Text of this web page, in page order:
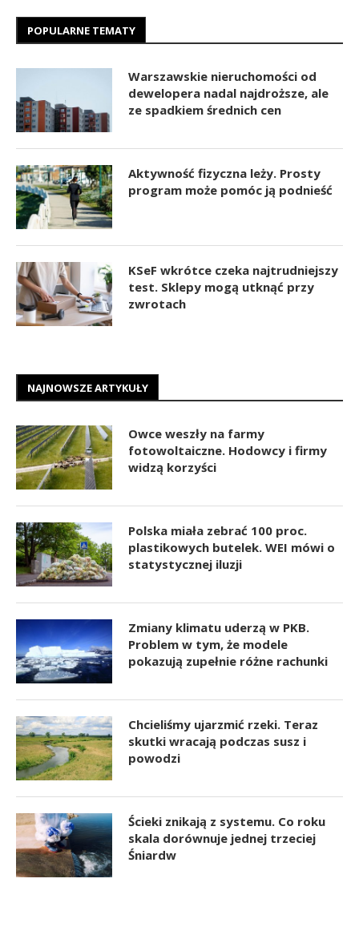
POPULARNE TEMATY
Warszawskie nieruchomości od
dewelopera nadal najdroższe, ale
ze spadkiem średnich cen
Aktywność fizyczna leży. Prosty
program może pomóc ją podnieść
KSeF wkrótce czeka najtrudniejszy
test. Sklepy mogą utknąć przy
zwrotach
NAJNOWSZE ARTYKUŁY
Owce weszły na farmy
fotowoltaiczne. Hodowcy i firmy
widzą korzyści
Polska miała zebrać 100 proc.
plastikowych butelek. WEI mówi o
statystycznej iluzji
Zmiany klimatu uderzą w PKB.
Problem w tym, że modele
pokazują zupełnie różne rachunki
Chcieliśmy ujarzmić rzeki. Teraz
skutki wracają podczas susz i
powodzi
Ścieki znikają z systemu. Co roku
skala dorównuje jednej trzeciej
Śniardw